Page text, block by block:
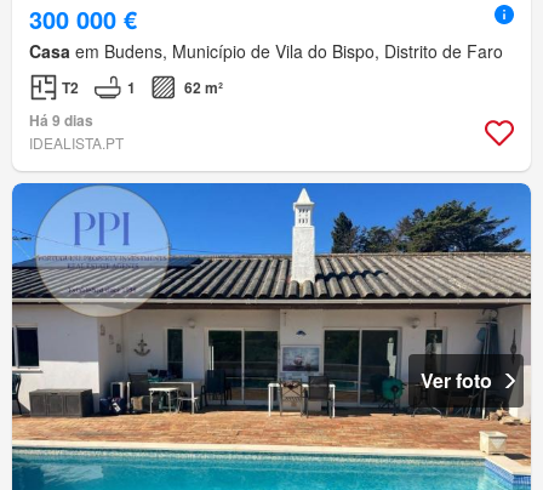
300 000 €
Casa em Budens, Município de Vila do Bispo, Distrito de Faro
T2 1
62 m²
Há 9 dias
IDEALISTA.PT
Ver foto